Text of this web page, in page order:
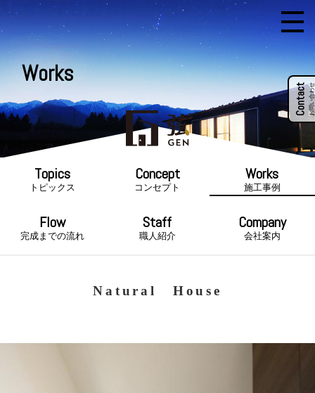
Works
Contactお問い合わせ
トピックス コンセプト 施工事例
完成までの流れ 職人紹介 会社案内
Natural House